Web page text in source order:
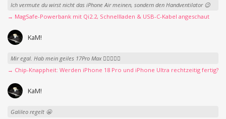
Ich vermute du wirst nicht das iPhone Air meinen, sondern den Handventilator 😉
→ MagSafe-Powerbank mit Qi2.2, Schnellladen & USB-C-Kabel angeschaut
KaM!
Mir egal. Hab mein geiles 17Pro Max 👍🏻👌🏻🥰
→ Chip-Knappheit: Werden iPhone 18 Pro und iPhone Ultra rechtzeitig fertig?
KaM!
Galileo regelt 😬